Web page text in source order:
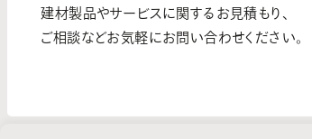
建材製品やサービスに関するお見積もり、
ご相談などお気軽にお問い合わせください。